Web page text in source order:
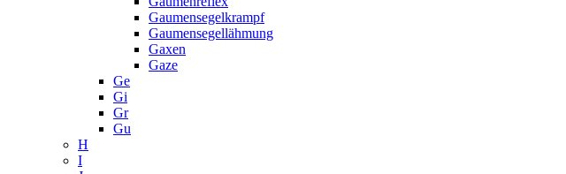
Gaumensegelkrampf
Gaumensegellähmung
Gaxen
Gaze
Ge
Gi
Gr
Gu
H
I